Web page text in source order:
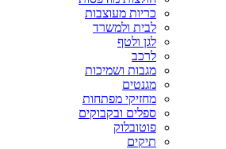
כריות מעוצבות
לבית ולמשרד
לגן ולטף
לרכב
מגבות ושמיכות
מגנטים
מחזיקי מפתחות
ספלים ובקבוקים
פוטובלוק
תיקים